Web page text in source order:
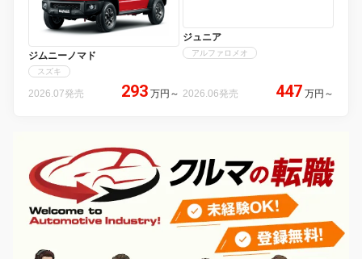
ジムニーノマド
スズキ
2026.07発売 293 万円 ～
ジュニア
アルファロメオ
2026.06発売 447 万円 ～